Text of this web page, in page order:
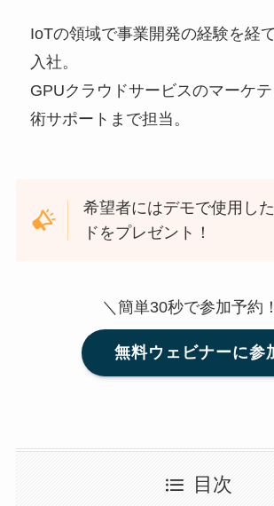
IoTの領域で事業開発の経験を経
入社。
GPUクラウドサービスのマーケ
術サポートまで担当。
希望者にはデモで使用し
ドをプレゼント！
＼簡単30秒で参加予約
無料ウェビナーに参
目次